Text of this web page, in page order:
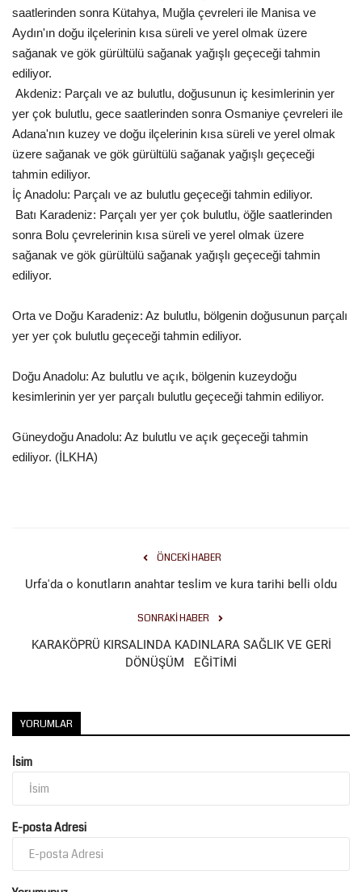
saatlerinden sonra Kütahya, Muğla çevreleri ile Manisa ve
Aydın'ın doğu ilçelerinin kısa süreli ve yerel olmak üzere
sağanak ve gök gürültülü sağanak yağışlı geçeceği tahmin
ediliyor.
Akdeniz: Parçalı ve az bulutlu, doğusunun iç kesimlerinin yer
yer çok bulutlu, gece saatlerinden sonra Osmaniye çevreleri ile
Adana'nın kuzey ve doğu ilçelerinin kısa süreli ve yerel olmak
üzere sağanak ve gök gürültülü sağanak yağışlı geçeceği
tahmin ediliyor.
İç Anadolu: Parçalı ve az bulutlu geçeceği tahmin ediliyor.
Batı Karadeniz: Parçalı yer yer çok bulutlu, öğle saatlerinden
sonra Bolu çevrelerinin kısa süreli ve yerel olmak üzere
sağanak ve gök gürültülü sağanak yağışlı geçeceği tahmin
ediliyor.
Orta ve Doğu Karadeniz: Az bulutlu, bölgenin doğusunun parçalı
yer yer çok bulutlu geçeceği tahmin ediliyor.
Doğu Anadolu: Az bulutlu ve açık, bölgenin kuzeydoğu
kesimlerinin yer yer parçalı bulutlu geçeceği tahmin ediliyor.
Güneydoğu Anadolu: Az bulutlu ve açık geçeceği tahmin
ediliyor. (İLKHA)
ÖNCEKI HABER
Urfa'da o konutların anahtar teslim ve kura tarihi belli oldu
SONRAKI HABER
KARAKÖPRÜ KIRSALINDA KADINLARA SAĞLIK VE GERİ
DÖNÜŞÜM EĞİTİMİ
YORUMLAR
İsim
E-posta Adresi